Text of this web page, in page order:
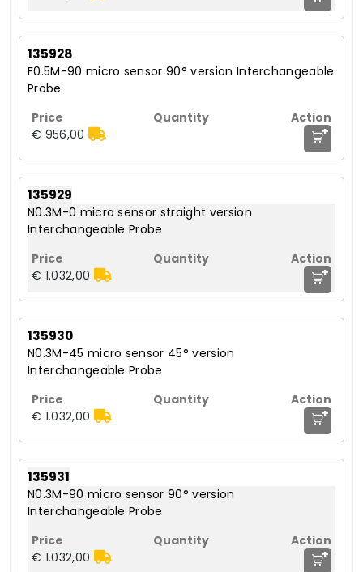
135928
F0.5M-90 micro sensor 90° version Interchangeable
Probe
€ 956,00 +
135929
N0.3M-0 micro sensor straight version
Interchangeable Probe
€ 1.032,00 +
135930
N0.3M-45 micro sensor 45° version
Interchangeable Probe
€ 1.032,00 +
135931
N0.3M-90 micro sensor 90° version
Interchangeable Probe
€ 1.032,00 +